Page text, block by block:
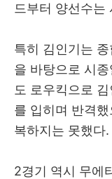
드부터 양선수는
특히 김인기는
을 바탕으로 시
도 로우킥으로
를 입히며 반격
복하지는 못했다.
2경기 역시 무에